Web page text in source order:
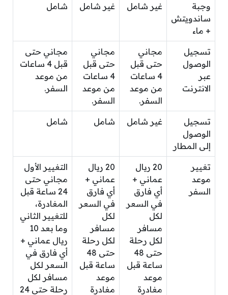
وجبة
ساندويتش
+ ماء
غير شامل غير شامل شامل
تسجيل
الوصول
عبر
الانترنت
مجاني
حتى قبل
4 ساعات
من موعد
السفر.
مجاني
حتى قبل
4 ساعات
من موعد
السفر.
مجاني حتى
قبل 4 ساعات
من موعد
السفر.
تسجيل
الوصول
إلى المطار
غير شامل شامل شامل
تغيير
موعد
السفر
20 ريال
عماني +
أي فارق
في السعر
لكل
مسافر
لكل رحلة
حتى 48
ساعة قبل
موعد
مغادرة
20 ريال
عماني +
أي فارق
في السعر
لكل
مسافر
لكل رحلة
حتى 48
ساعة قبل
موعد
مغادرة
التغيير الأول
مجاني حتى
24 ساعة قبل
المغادرة،
للتغيير الثاني
وما بعد 10
ريال عماني +
أي فارق في
السعر لكل
مسافر لكل
رحلة حتى 24